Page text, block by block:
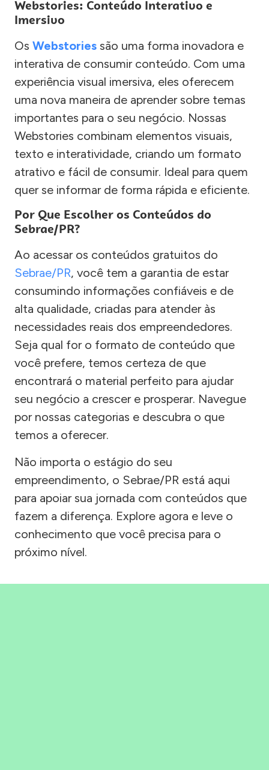
Webstories: Conteúdo Interativo e
Imersivo
Os Webstories são uma forma inovadora e
interativa de consumir conteúdo. Com uma
experiência visual imersiva, eles oferecem
uma nova maneira de aprender sobre temas
importantes para o seu negócio. Nossas
Webstories combinam elementos visuais,
texto e interatividade, criando um formato
atrativo e fácil de consumir. Ideal para quem
quer se informar de forma rápida e eficiente.
Por Que Escolher os Conteúdos do
Sebrae/PR?
Ao acessar os conteúdos gratuitos do
Sebrae/PR, você tem a garantia de estar
consumindo informações confiáveis e de
alta qualidade, criadas para atender às
necessidades reais dos empreendedores.
Seja qual for o formato de conteúdo que
você prefere, temos certeza de que
encontrará o material perfeito para ajudar
seu negócio a crescer e prosperar. Navegue
por nossas categorias e descubra o que
temos a oferecer.
Não importa o estágio do seu
empreendimento, o Sebrae/PR está aqui
para apoiar sua jornada com conteúdos que
fazem a diferença. Explore agora e leve o
conhecimento que você precisa para o
próximo nível.